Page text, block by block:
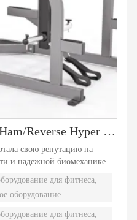
Hammer Strength Glut Ham/Reverse Hyper Combo-DHS-4044
свою репутацию на
и надежной биомеханике
обеспечивают
Девяносто
удовлетворяют
для фитнеса,
оборудование
для фитнеса,